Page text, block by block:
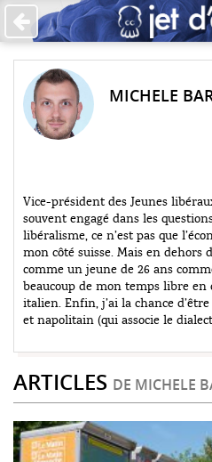
Accueil
Les auteurs
+ Catégories
Qui sommes-nous ?
♥ Faire un don
Contact
MICHELE
Vice-président des Jeunes
souvent engagé dans les
libéralisme, ce n’est pas que
mon côté suisse. Mais en dehors
comme un jeune de 26 ans
beaucoup de mon temps libre en
italien. Enfin, j’ai la chance
et napolitain (qui associe le
ARTICLES DE MICHELE